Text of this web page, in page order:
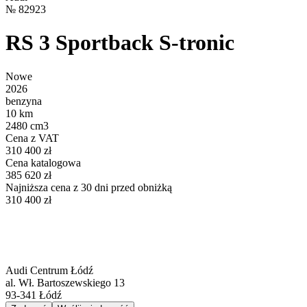
№ 82923
RS 3 Sportback S-tronic
Nowe
2026
benzyna
10 km
2480 cm3
Cena z VAT
310 400 zł
Cena katalogowa
385 620 zł
Najniższa cena z 30 dni przed obniżką
310 400 zł
Audi Centrum Łódź
al. Wł. Bartoszewskiego 13
93-341 Łódź